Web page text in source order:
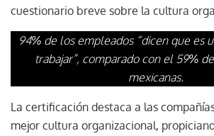
cuestionario breve sobre la cultura
94% de los empleados “dicen que es
trabajar”, comparado con el 59%
mexicanas.
La certificación destaca a las
mejor cultura organizacional,